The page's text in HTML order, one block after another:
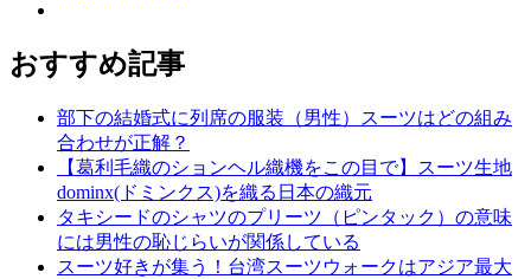
おすすめ記事
部下の結婚式に列席の服装（男性）スーツはどの組み
合わせが正解？
【葛利毛織のションヘル織機をこの目で】スーツ生地
dominx(ドミンクス)を織る日本の織元
タキシードのシャツのプリーツ（ピンタック）の意味
には男性の恥じらいが関係している
スーツ好きが集う！台湾スーツウォークはアジア最大